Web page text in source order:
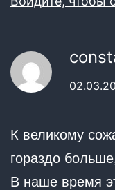
К великому
гораздо
В наше время